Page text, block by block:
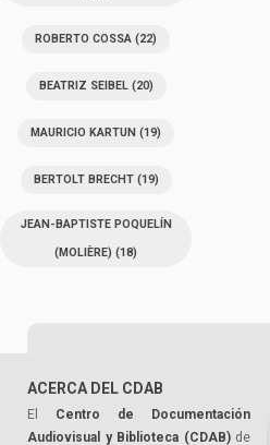
ROBERTO COSSA (22)
BEATRIZ SEIBEL(20)
MAURICIO KARTUN (19)
BERTOLT BRECHT(19)
JEAN-BAPTISTE POQUELÍN
(MOLIÈRE) (18)
ACERCA DEL CDAB
El Centro de Documentación
Audiovisual y Biblioteca (CDAB)de